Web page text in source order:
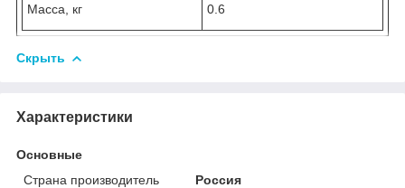
Масса, кг 0.6
Скрыть
Характеристики
Основные
Страна производитель
Россия